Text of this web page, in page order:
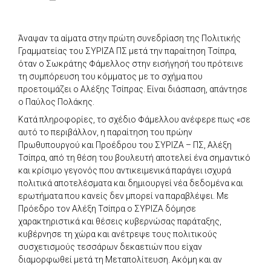
Άναψαν τα αίματα στην πρώτη συνεδρίαση της Πολιτικής
Γραμματείας του ΣΥΡΙΖΑ ΠΣ μετά την παραίτηση Τσίπρα,
όταν ο Σωκράτης Φάμελλος στην εισήγησή του πρότεινε
τη συμπόρευση του κόμματος με το σχήμα που
προετοιμάζει ο Αλέξης Τσίπρας. Είναι διάσπαση, απάντησε
ο Παύλος Πολάκης.
Κατά πληροφορίες, το σχέδιο Φάμελλου ανέφερε πως «σε
αυτό το περιβάλλον, η παραίτηση του πρώην
Πρωθυπουργού και Προέδρου του ΣΥΡΙΖΑ – ΠΣ, Αλέξη
Τσίπρα, από τη θέση του βουλευτή αποτελεί ένα σημαντικό
και κρίσιμο γεγονός που αντικειμενικά παράγει ισχυρά
πολιτικά αποτελέσματα και δημιουργεί νέα δεδομένα και
ερωτήματα που κανείς δεν μπορεί να παραβλέψει. Με
Πρόεδρο τον Αλέξη Τσίπρα ο ΣΥΡΙΖΑ δόμησε
χαρακτηριστικά και θέσεις κυβερνώσας παράταξης,
κυβέρνησε τη χώρα και ανέτρεψε τους πολιτικούς
συσχετισμούς τεσσάρων δεκαετιών που είχαν
διαμορφωθεί μετά τη Μεταπολίτευση. Ακόμη και αν